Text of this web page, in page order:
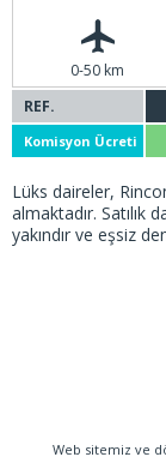
0-50 km
REF.
Komisyon Ücreti
Lüks daireler,
almaktadır. Satılık
yakındır ve eşsiz
Web sitemiz ve